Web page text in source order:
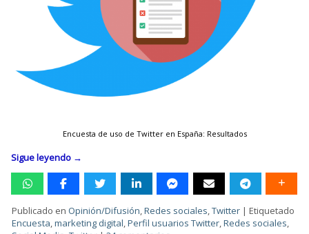
Encuesta de uso de Twitter en España: Resultados
Sigue leyendo →
Publicado en Opinión/Difusión ,Redes sociales ,Twitter |Etiquetado
Encuesta ,marketing digital ,Perfil usuarios Twitter ,Redes sociales